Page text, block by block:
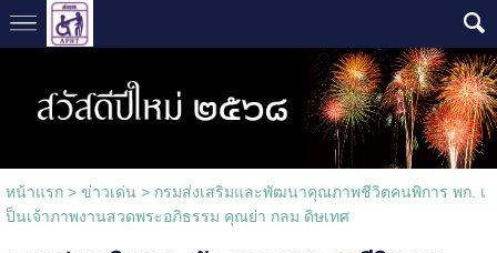
หน้าแรก> ข่าวเด่น > กรมส่งเสริมและพัฒนาคุณภาพชีวิตคนพิการ พก. เ
ป็นเจ้าภาพงานสวดพระอภิธรรม คุณย่า กลม ดิษเทศ